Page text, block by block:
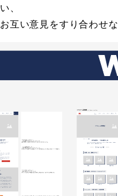
い、
お互い意見をすり合わせ